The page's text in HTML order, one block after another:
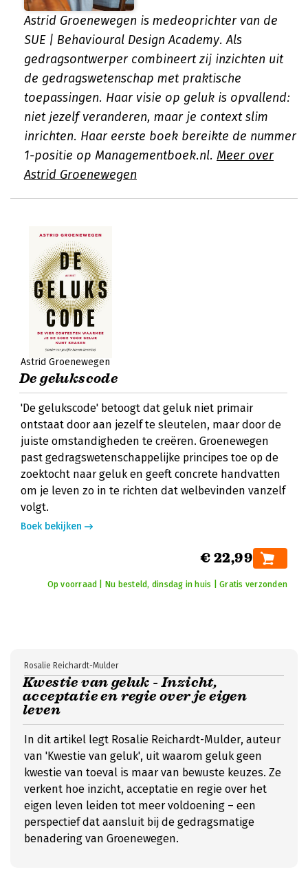
Astrid Groenewegen is medeoprichter van de
SUE | Behavioural Design Academy. Als
gedragsontwerper combineert zij inzichten uit
de gedragswetenschap met praktische
toepassingen. Haar visie op geluk is opvallend:
niet jezelf veranderen, maar je context slim
inrichten. Haar eerste boek bereikte de nummer
1-positie op Managementboek.nl. Meer over
Astrid Groenewegen
Astrid Groenewegen
De gelukscode
'De gelukscode' betoogt dat geluk niet primair
ontstaat door aan jezelf te sleutelen, maar door de
juiste omstandigheden te creëren. Groenewegen
past gedragswetenschappelijke principes toe op de
zoektocht naar geluk en geeft concrete handvatten
om je leven zo in te richten dat welbevinden vanzelf
volgt.
Boek bekijken
€ 22,99
Op voorraad | Nu besteld, dinsdag in huis | Gratis verzonden
Kwestie van geluk - Inzicht,
acceptatie en regie over je eigen
leven
Rosalie Reichardt-Mulder
In dit artikel legt Rosalie Reichardt-Mulder, auteur
van 'Kwestie van geluk', uit waarom geluk geen
kwestie van toeval is maar van bewuste keuzes. Ze
verkent hoe inzicht, acceptatie en regie over het
eigen leven leiden tot meer voldoening – een
perspectief dat aansluit bij de gedragsmatige
benadering van Groenewegen.